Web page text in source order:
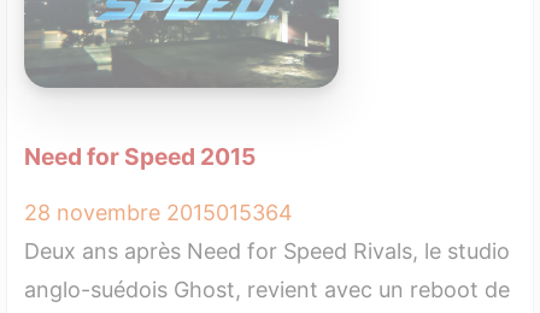
Need for Speed 2015
28 novembre 2015015364
Deux ans après Need for Speed Rivals, le studio
anglo-suédois Ghost, revient avec un reboot de